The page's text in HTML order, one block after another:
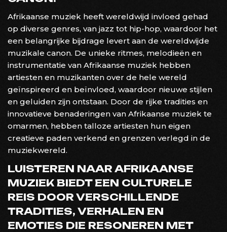
Afrikaanse muziek heeft wereldwijd invloed gehad
op diverse genres, van jazz tot hip-hop, waardoor het
een belangrijke bijdrage levert aan de wereldwijde
muzikale canon. De unieke ritmes, melodieën en
instrumentatie van Afrikaanse muziek hebben
artiesten en muzikanten over de hele wereld
geïnspireerd en beïnvloed, waardoor nieuwe stijlen
en geluiden zijn ontstaan. Door de rijke tradities en
innovatieve benaderingen van Afrikaanse muziek te
omarmen, hebben talloze artiesten hun eigen
creatieve paden verkend en grenzen verlegd in de
muziekwereld.
LUISTEREN NAAR AFRIKAANSE
MUZIEK BIEDT EEN CULTURELE
REIS DOOR VERSCHILLENDE
TRADITIES, VERHALEN EN
EMOTIES DIE RESONEREN MET